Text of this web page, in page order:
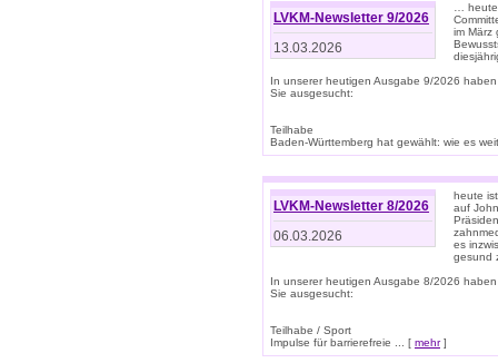
LVKM-Newsletter 9/2026
13.03.2026
…
im März
In unserer heutigen Ausgabe 9/2026
Sie ausgesucht:
Teilhabe
Baden-Württemberg hat gewählt: wie es
LVKM-Newsletter 8/2026
06.03.2026
heute
auf
es
gesund
In unserer heutigen Ausgabe 8/2026
Sie ausgesucht:
Teilhabe / Sport
Impulse für barrierefreie ... [ mehr]